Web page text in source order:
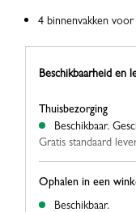
4 binnenvakken voor
Beschikbaarheid en
Ophalen in een
Beschikbaar.
Thuisbezorging
Beschikbaar.
Gratis standaard